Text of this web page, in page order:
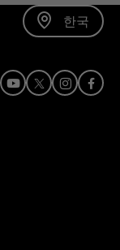
한국
Youtube
X